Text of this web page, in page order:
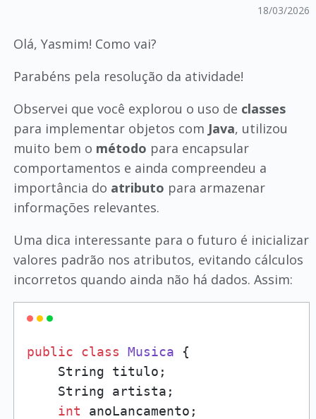
18/03/2026
Olá, Yasmim! Como vai?
Parabéns pela resolução da atividade!
Observei que você explorou o uso de classes
para implementar objetos com Java, utilizou
muito bem o método para encapsular
comportamentos e ainda compreendeu a
importância do atributo para armazenar
informações relevantes.
Uma dica interessante para o futuro é inicializar
valores padrão nos atributos, evitando cálculos
incorretos quando ainda não há dados. Assim:
public class Musica {
    String titulo;
    String artista;
int anoLancamento;